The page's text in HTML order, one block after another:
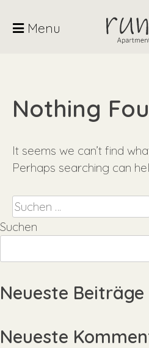
Menu
Nothing
It seems we can’t find
Perhaps searching can
Suchen
nach:
Suchen
Neueste Beiträge
Neueste